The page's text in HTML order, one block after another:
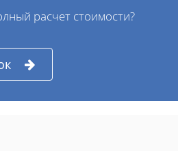
расчет стоимости?